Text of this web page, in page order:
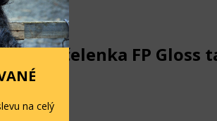
čelenka FP Gloss
01070541
3 ks
na celý